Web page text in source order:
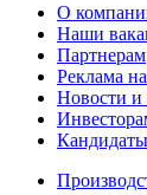
О
Наши
Партнерам
Реклама
Новости и